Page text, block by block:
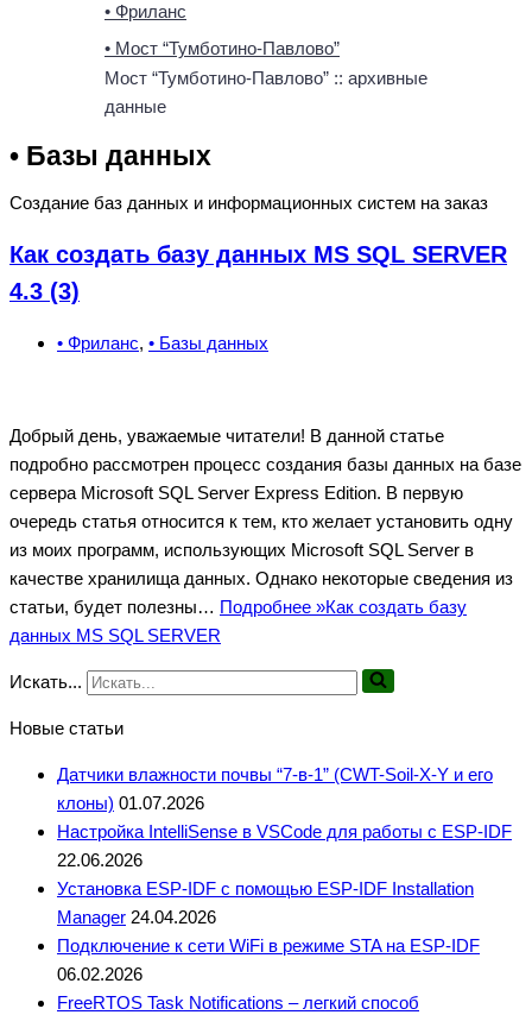
• Фриланс
• Мост “Тумботино-Павлово”
Мост “Тумботино-Павлово” :: архивные
данные
• Базы данных
Создание баз данных и информационных систем на заказ
Как создать базу данных MS SQL SERVER
4.3 (3)
• Фриланс, • Базы данных
Добрый день, уважаемые читатели! В данной статье
подробно рассмотрен процесс создания базы данных на базе
сервера Microsoft SQL Server Express Edition. В первую
очередь статья относится к тем, кто желает установить одну
из моих программ, использующих Microsoft SQL Server в
качестве хранилища данных. Однако некоторые сведения из
статьи, будет полезны… Подробнее »Как создать базу
данных MS SQL SERVER
Искать...
Новые статьи
Датчики влажности почвы “7-в-1” (CWT-Soil-X-Y и его
клоны) 01.07.2026
Настройка IntelliSense в VSCode для работы с ESP-IDF
22.06.2026
Установка ESP-IDF с помощью ESP-IDF Installation
Manager 24.04.2026
Подключение к сети WiFi в режиме STA на ESP-IDF
06.02.2026
FreeRTOS Task Notifications – легкий способ